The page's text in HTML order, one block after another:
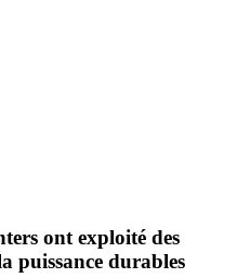
ont exploité des
puissance durables